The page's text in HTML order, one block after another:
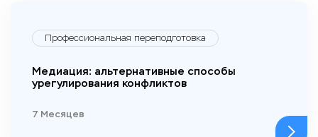
Профессиональная переподготовка
Медиация: альтернативные способы
урегулирования конфликтов
7 Месяцев